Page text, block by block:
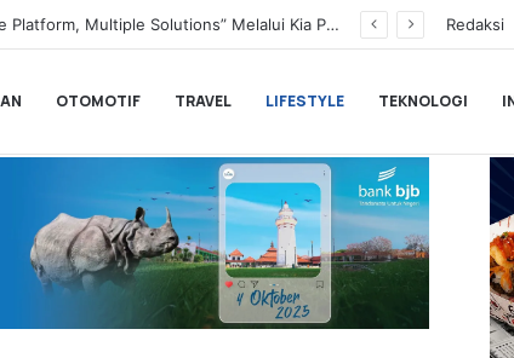
Transformasi Digital Perkuat Layanan, Bank bjb Raih Lima Titanium Awards pada PRIMA Awards 2026 Redaksi
OTOMOTIF TRAVEL LIFESTYLE TEKNOLOGI